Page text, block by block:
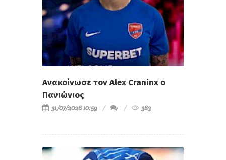
Ανακοίνωσε τον Alex Craninx ο
Πανιώνιος
31/07/2026 10:59 383